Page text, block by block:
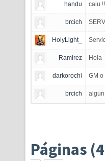
handu caiu
brcich
HolyLight_
Ramirez Hola
darkorochi GM
brcich
Páginas